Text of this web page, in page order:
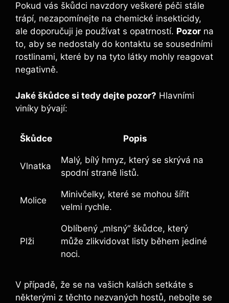
Pokud vás škůdci navzdory veškeré péči stále
trápí, nezapomínejte na chemické insekticidy,
ale doporučuji je používat s opatrností. Pozor ⁣na
to, aby se nedostaly do kontaktu se sousedními
rostlinami, které by na tyto látky ‍mohly reagovat
negativně.
Jaké škůdce si tedy dejte pozor? Hlavními
viníky bývají:
Škůdce Popis
Vlnatka
Malý, bílý hmyz, který se skrývá na
spodní straně⁢ listů.
Molice
Minivčelky, které se mohou ​šířit
velmi rychle.
Plži
Oblíbený „mlsný“ škůdce, ⁢který
může zlikvidovat listy během jediné
noci.
V případě, že se na vašich kalách setkáte s
některými⁢ z těchto nezvaných hostů, nebojte se